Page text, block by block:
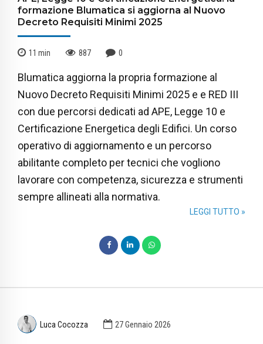
formazione Blumatica si aggiorna al Nuovo
Decreto Requisiti Minimi 2025
11 min 887 0
Blumatica aggiorna la propria formazione al
Nuovo Decreto Requisiti Minimi 2025 e e RED III
con due percorsi dedicati ad APE, Legge 10 e
Certificazione Energetica degli Edifici. Un corso
operativo di aggiornamento e un percorso
abilitante completo per tecnici che vogliono
lavorare con competenza, sicurezza e strumenti
sempre allineati alla normativa.
LEGGI TUTTO »
Luca Cocozza 27 Gennaio 2026